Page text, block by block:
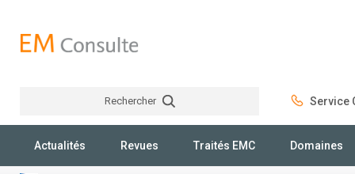
Rechercher Service
Actualités Revues Traités EMC Domaines